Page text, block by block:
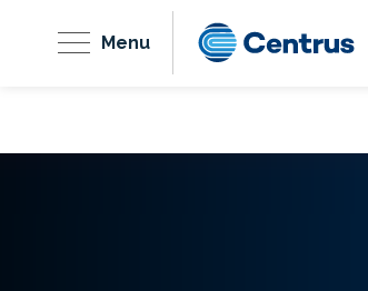
Menu